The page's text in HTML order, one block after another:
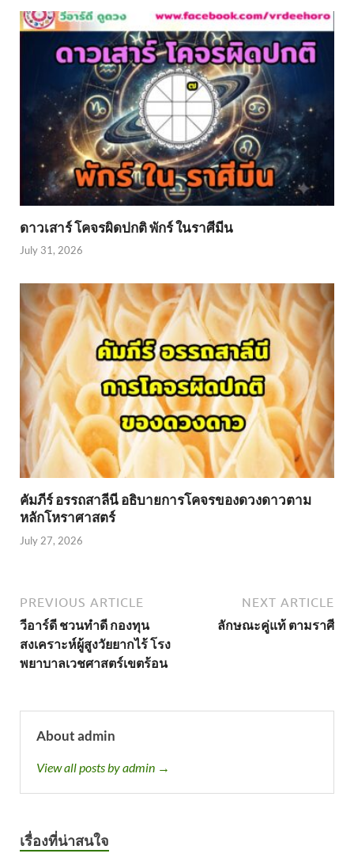
ดาวเสาร์ โคจรผิดปกติ พักร์ ในราศีมีน
July 31, 2026
คัมภีร์ อรรถสาลีนี อธิบายการโคจรของดวงดาวตาม
หลักโหราศาสตร์
July 27, 2026
PREVIOUS ARTICLE
วีอาร์ดี ชวนทำดี กองทุน
สงเคราะห์ผู้สูงวัยยากไร้ โรง
พยาบาลเวชศาสตร์เขตร้อน
NEXT ARTICLE
ลักษณะคู่แท้ ตามราศี
About admin
View all posts by admin →
เรื่องที่น่าสนใจ